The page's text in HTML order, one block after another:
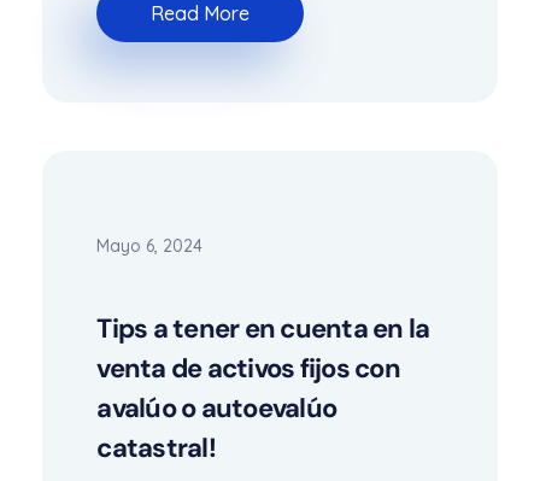
Read More
Mayo 6, 2024
Tips a tener en cuenta en la
venta de activos fijos con
avalúo o autoevalúo
catastral!